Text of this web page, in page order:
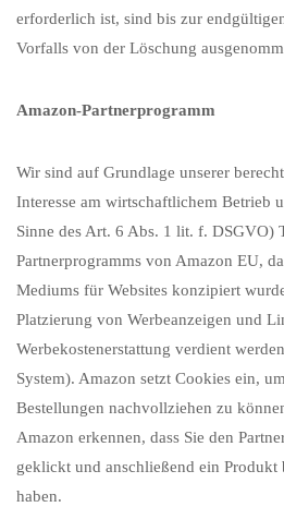
erforderlich ist, sind bis zur
Vorfalls von der Löschung
Amazon-Partnerprogramm
Wir sind auf Grundlage unserer
Interesse am wirtschaftlichem Betrieb
Sinne des Art. 6 Abs. 1 lit. f. DSGVO)
Partnerprogramms von Amazon EU,
Mediums für Websites konzipiert
Platzierung von Werbeanzeigen und
Werbekostenerstattung verdient
System). Amazon setzt Cookies ein,
Bestellungen nachvollziehen zu
Amazon erkennen, dass Sie den
geklickt und anschließend ein Produkt
haben.